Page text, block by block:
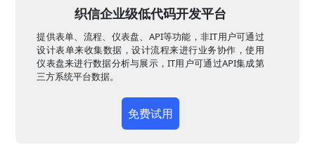
织信企业级低代码开发平台
提供表单、流程、仪表盘、API等功能，非IT用户可通过
设计表单来收集数据，设计流程来进行业务协作，使用
仪表盘来进行数据分析与展示，IT用户可通过API集成第
三方系统平台数据。
免费试用